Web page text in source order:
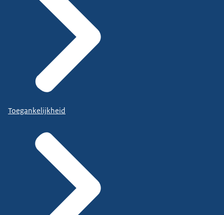
Toegankelijkheid